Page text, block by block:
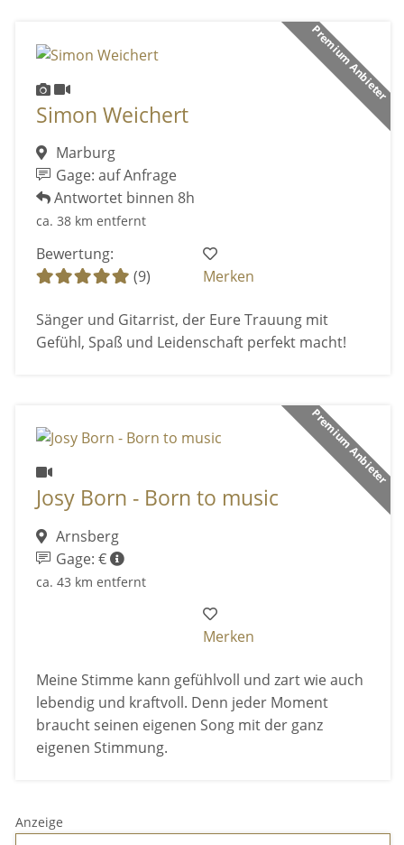
Premium Anbieter
Simon Weichert
Marburg
Gage: auf Anfrage
Antwortet binnen 8h
ca. 38 km entfernt
Bewertung:
(9)
Merken
Sänger und Gitarrist, der Eure Trauung mit
Gefühl, Spaß und Leidenschaft perfekt macht!
Premium Anbieter
Josy Born - Born to music
Arnsberg
Gage: €
ca. 43 km entfernt
Merken
Meine Stimme kann gefühlvoll und zart wie auch
lebendig und kraftvoll. Denn jeder Moment
braucht seinen eigenen Song mit der ganz
eigenen Stimmung.
Anzeige